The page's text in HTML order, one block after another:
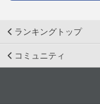
ランキングトップ
コミュニティ